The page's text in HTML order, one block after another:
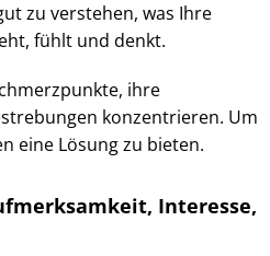
zu verstehen, was Ihre
fühlt und denkt.
ihre
konzentrieren. Um
eine Lösung zu bieten.
Interesse,